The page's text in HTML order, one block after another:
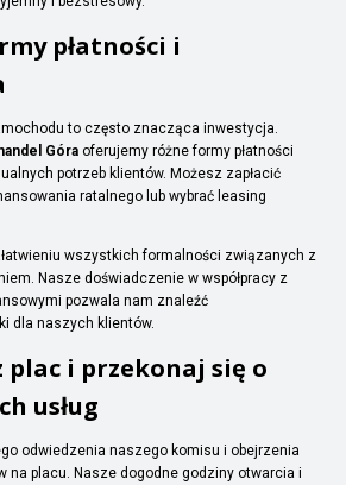
płatności i
to często znacząca inwestycja.
Góra oferujemy różne formy płatności
potrzeb klientów. Możesz zapłacić
ratalnego lub wybrać leasing
wszystkich formalności związanych z
Nasze doświadczenie w współpracy z
pozwala nam znaleźć
dla naszych klientów.
plac i przekonaj się o
usług
odwiedzenia naszego komisu i obejrzenia
na placu. Nasze dogodne godziny otwarcia i